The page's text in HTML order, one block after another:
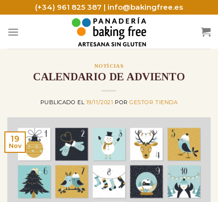
to
content
(+34) 961 825 387 | info@bakingfree.es
NOTÍCIAS
CALENDARIO DE ADVIENTO
PUBLICADO EL 19/11/2021 PORGESTOR TIENDA
19
Nov